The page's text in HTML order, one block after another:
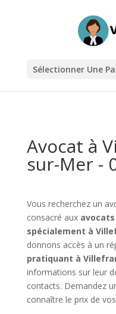
Sélectionner Une
Avocat à
sur-Mer -
Vous recherchez un
consacré aux
spécialement à
donnons accès à un
pratiquant à
informations sur leur
contacts. Demandez
connaître le prix de